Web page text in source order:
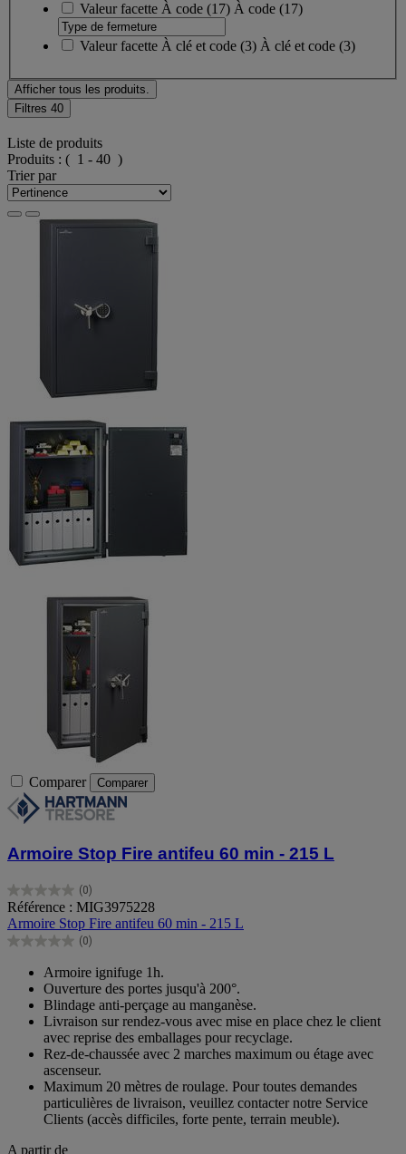
Valeur facette À code (17) À code (17)
Valeur facette À clé et code (3) À clé et code (3)
Afficher tous les produits.
Filtres 40
Liste de produits
Produits : ( 1 - 40 )
Trier par
Comparer Comparer
Armoire Stop Fire antifeu 60 min - 215 L
(0)
0.0
sur
5
étoiles.
Référence : MIG3975228
Armoire Stop Fire antifeu 60 min - 215 L
(0)
0.0
étoiles.
Armoire ignifuge 1h.
Ouverture des portes jusqu'à 200°.
Blindage anti-perçage au manganèse.
Livraison sur rendez-vous avec mise en place chez le client
avec reprise des emballages pour recyclage.
Rez-de-chaussée avec 2 marches maximum ou étage avec
ascenseur.
Maximum 20 mètres de roulage. Pour toutes demandes
particulières de livraison, veuillez contacter notre Service
Clients (accès difficiles, forte pente, terrain meuble).
A partir de